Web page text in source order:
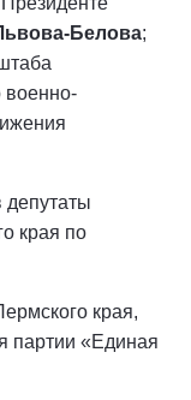
Белова;
военно-
депутаты
края по
края,
партии «Единая